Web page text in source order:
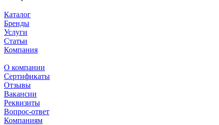
Каталог
Бренды
Услуги
Статьи
Компания
О компании
Сертификаты
Отзывы
Вакансии
Реквизиты
Вопрос-ответ
Компаниям